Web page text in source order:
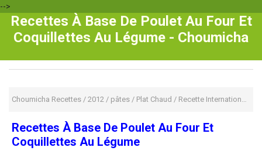
-->
Recettes À Base De Poulet Au Four Et
Coquillettes Au Légume - Choumicha
Choumicha Recettes / 2012 / pâtes / Plat Chaud / Recette International
Recettes À Base De Poulet Au Four Et
Coquillettes Au Légume